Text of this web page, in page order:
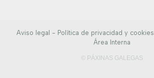
Aviso legal - Política de privacidad y cookies
Área Interna
© PÁXINAS GALEGAS